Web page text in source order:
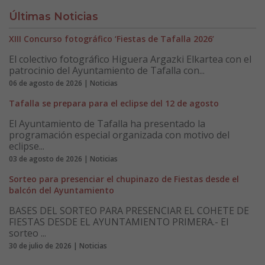
Últimas Noticias
XIII Concurso fotográfico ‘Fiestas de Tafalla 2026’
El colectivo fotográfico Higuera Argazki Elkartea con el
patrocinio del Ayuntamiento de Tafalla con...
06 de agosto de 2026 | Noticias
Tafalla se prepara para el eclipse del 12 de agosto
El Ayuntamiento de Tafalla ha presentado la
programación especial organizada con motivo del
eclipse...
03 de agosto de 2026 | Noticias
Sorteo para presenciar el chupinazo de Fiestas desde el
balcón del Ayuntamiento
BASES DEL SORTEO PARA PRESENCIAR EL COHETE DE
FIESTAS DESDE EL AYUNTAMIENTO PRIMERA.- El
sorteo ...
30 de julio de 2026 | Noticias